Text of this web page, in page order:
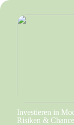
Investieren in
Risiken &